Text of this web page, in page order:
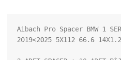
Aibach Pro Spacer BMW 1
2019<2025 5X112 66.6